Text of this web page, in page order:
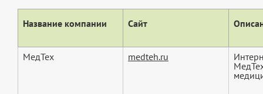
Название компании Сайт
МедТех medteh.ru